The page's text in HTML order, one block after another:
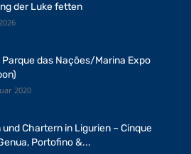
der Luke fetten
Parque das Nações/Marina Expo
2020
und Chartern in Ligurien – Cinque
Portofino &...